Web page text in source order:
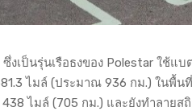
งเป็นรุ่นเรือธงของ Polestar ใช้แ
ไมล์ (ประมาณ 936 กม.) ในพื้
ไมล์ (705 กม.) และยังทำลาย